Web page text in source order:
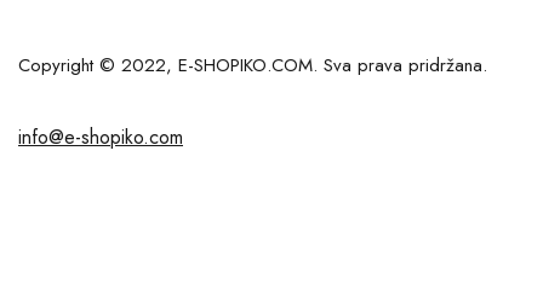
Copyright © 2022, E-SHOPIKO.COM. Sva prava pridržana.
info@e-shopiko.com